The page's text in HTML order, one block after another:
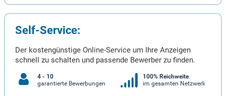
Self-Service:
Der kostengünstige Online-Service um Ihre Anzeigen
schnell zu schalten und passende Bewerber zu finden.
4 - 10
garantierte Bewerbungen
100% Reichweite
im gesamten Netzwerk